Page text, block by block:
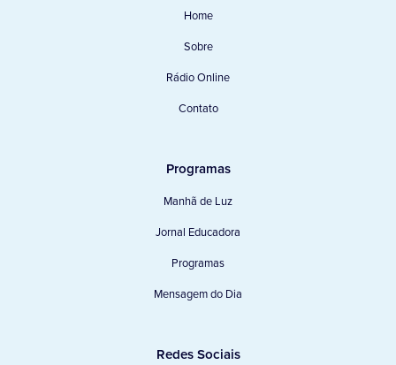
Home
Sobre
Rádio Online
Contato
Programas
Manhã de Luz
Jornal Educadora
Programas
Mensagem do Dia
Redes Sociais